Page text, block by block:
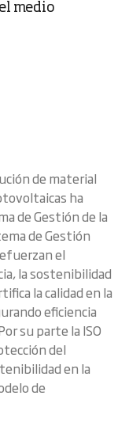
medio
de material
ha
de Gestión de la
de Gestión
el
la sostenibilidad
la calidad en la
eficiencia
su parte la ISO
del
en la
de